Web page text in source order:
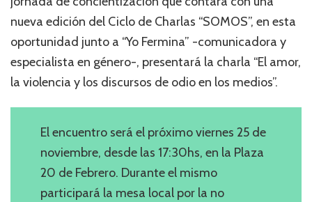
nueva edición del Ciclo de Charlas “SOMOS”, en esta
oportunidad junto a “Yo Fermina” -comunicadora y
especialista en género-, presentará la charla “El amor,
la violencia y los discursos de odio en los medios”.
El encuentro será el próximo viernes 25 de
noviembre, desde las 17:30hs, en la Plaza
20 de Febrero. Durante el mismo
participará la mesa local por la no